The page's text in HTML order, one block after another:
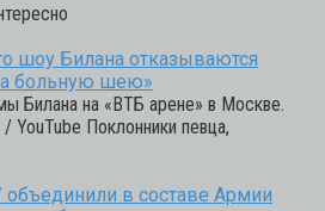
шоу Билана отказываются
больную шею»
Билана на «ВТБ арене» в Москве.
Поклонники певца,
в составе Армии